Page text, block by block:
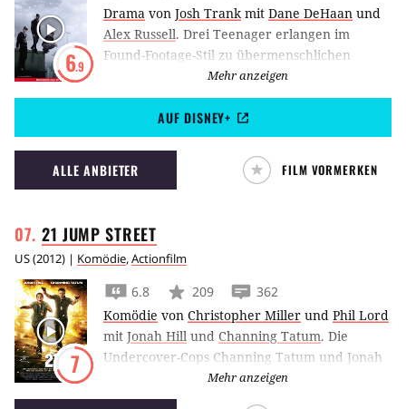
6.9
Drama von Josh Trankmit Dane DeHaan und
Alex Russell. Drei Teenager erlangen im
Found-Footage-Stil zu übermenschlichen
Kräften. Doch ob sie damit umgehen können
und Gutes tun wollen ist fraglich.
Mehr anzeigen
AUF DISNEY+
ALLE ANBIETER FILM VORMERKEN
21 JUMPSTREET
US(2012) | Komödie,Actionfilm
7
6.8 209
362
Komödie von Christopher Miller und Phil Lord
mit Jonah Hill und Channing Tatum. Die
Undercover-Cops Channing Tatum und Jonah
Hill müssen in 21 Jump Street als Schüler
getarnt an einer Highschool ermitteln.
Mehr anzeigen